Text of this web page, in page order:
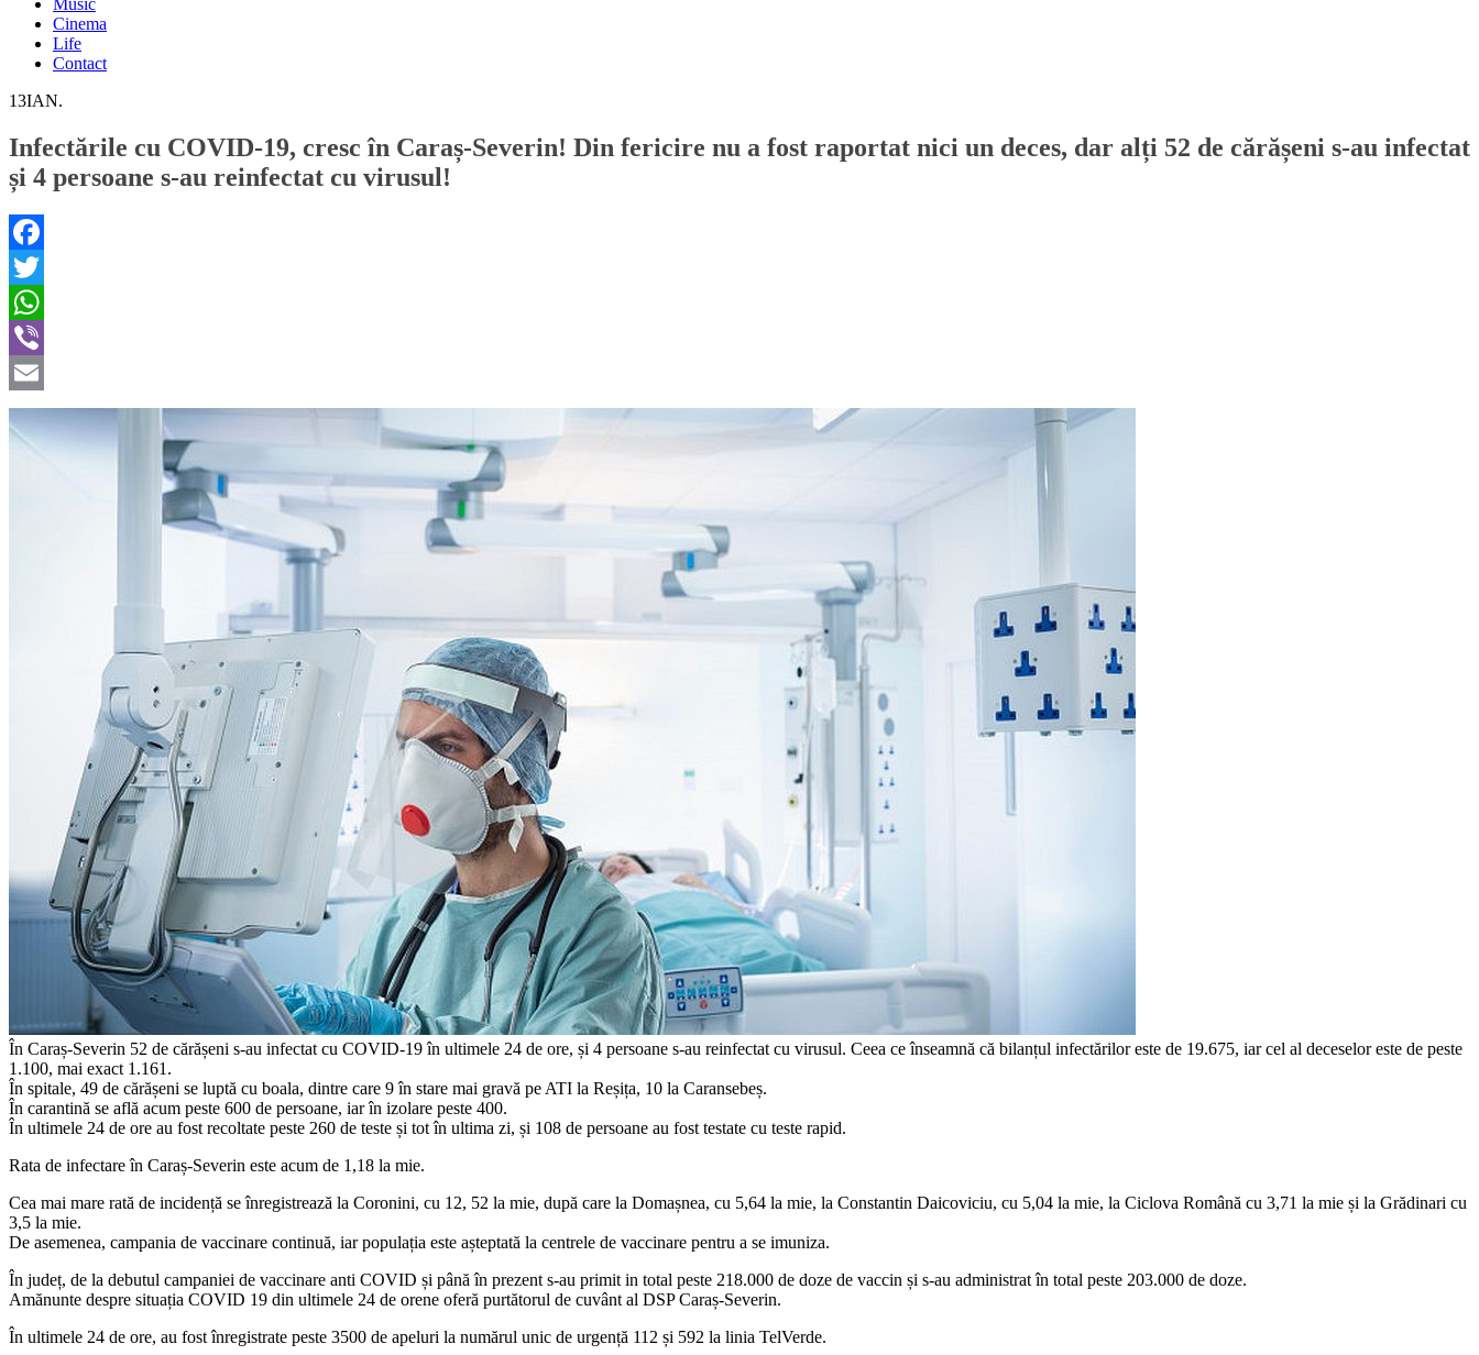
Music
Cinema
Life
Contact
13IAN.
Infectările cu COVID-19, cresc în Caraș-Severin! Din fericire nu a fost raportat nici un deces, dar alți 52 de cărășeni s-au infectat
și 4 persoane s-au reinfectat cu virusul!
Facebook
Twitter
WhatsApp
Viber
Email
În Caraș-Severin 52 de cărășeni s-au infectat cu COVID-19 în ultimele 24 de ore, și 4 persoane s-au reinfectat cu virusul. Ceea ce înseamnă că bilanțul infectărilor este de 19.675, iar cel al deceselor este de peste
1.100, mai exact 1.161.
În spitale, 49 de cărășeni se luptă cu boala, dintre care 9 în stare mai gravă pe ATI la Reșița, 10 la Caransebeș.
În carantină se află acum peste 600 de persoane, iar în izolare peste 400.
În ultimele 24 de ore au fost recoltate peste 260 de teste și tot în ultima zi, și 108 de persoane au fost testate cu teste rapid.
Rata de infectare în Caraș-Severin este acum de 1,18 la mie.
Cea mai mare rată de incidență se înregistrează la Coronini, cu 12, 52 la mie, după care la Domașnea, cu 5,64 la mie, la Constantin Daicoviciu, cu 5,04 la mie, la Ciclova Română cu 3,71 la mie și la Grădinari cu
3,5 la mie.
De asemenea, campania de vaccinare continuă, iar populația este așteptată la centrele de vaccinare pentru a se imuniza.
În județ, de la debutul campaniei de vaccinare anti COVID și până în prezent s-au primit in total peste 218.000 de doze de vaccin și s-au administrat în total peste 203.000 de doze.
Amănunte despre situația COVID 19 din ultimele 24 de orene oferă purtătorul de cuvânt al DSP Caraș-Severin.
În ultimele 24 de ore, au fost înregistrate peste 3500 de apeluri la numărul unic de urgență 112 și 592 la linia TelVerde.